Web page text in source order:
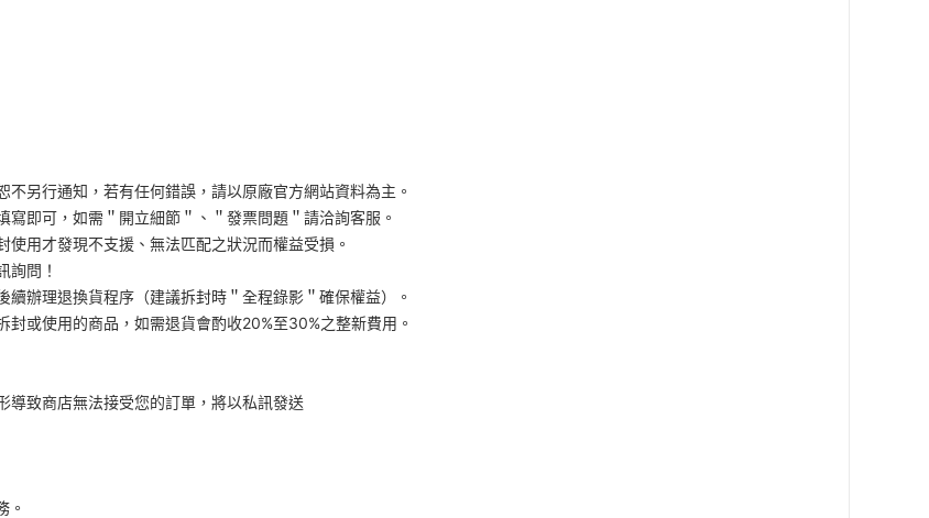
另行通知，若有任何錯誤，請以原廠官方網站資料為主。
即可，如需＂開立細節＂、＂發票問題＂請洽詢客服。
用才發現不支援、無法匹配之狀況而權益受損。
詢問！
辦理退換貨程序（建議拆封時＂全程錄影＂確保權益）。
或使用的商品，如需退貨會酌收20%至30%之整新費用。
致商店無法接受您的訂單，將以私訊發送
。